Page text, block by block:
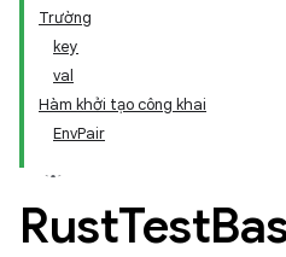
Trường
key
val
Hàm khởi tạo công khai
EnvPair
RustTest